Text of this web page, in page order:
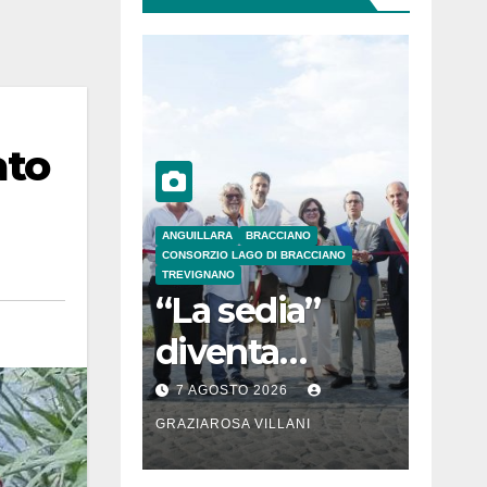
ANGUILLARA
BRACCIANO
CONSORZIO LAGO DI BRACCIANO
TREVIGNANO
“La sedia”
diventa
Belvedere sul
lago di
Bracciano: ieri
7 AGOSTO 2026
GRAZIAROSA VILLANI